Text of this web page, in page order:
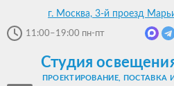
г. Москва, 3-й проезд
11:00–19:00 пн-пт
Студия
ПРОЕКТИРОВАНИЕ, ПОСТАВКА